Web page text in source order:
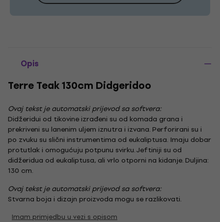
Opis
Terre Teak 130cm Didgeridoo
Ovaj tekst je automatski prijevod sa softvera:
Didžeridui od tikovine izrađeni su od komada grana i
prekriveni su lanenim uljem iznutra i izvana. Perforirani su i
po zvuku su slični instrumentima od eukaliptusa. Imaju dobar
protutlak i omogućuju potpunu svirku. Jeftiniji su od
didžeridua od eukaliptusa, ali vrlo otporni na kidanje. Duljina:
130 cm.
Ovaj tekst je automatski prijevod sa softvera:
Stvarna boja i dizajn proizvoda mogu se razlikovati.
Imam primjedbu u vezi s opisom